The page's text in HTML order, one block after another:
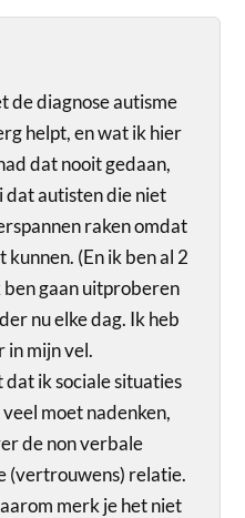
de diagnose autisme
helpt, en wat ik hier
dat nooit gedaan,
dat autisten die niet
raken omdat
(En ik ben al 2
ben gaan uitproberen
nu elke dag. Ik heb
in mijn vel.
ik sociale situaties
moet nadenken,
de non verbale
(vertrouwens) relatie.
merk je het niet